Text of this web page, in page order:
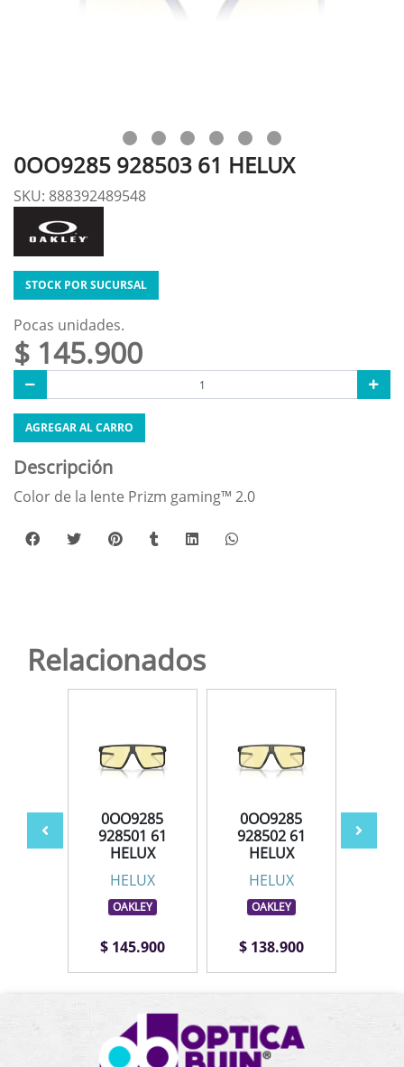
0OO9285 928503 61 HELUX
SKU: 888392489548
STOCK POR SUCURSAL
Pocas unidades.
$ 145.900
AGREGAR AL CARRO
Descripción
Color de la lente Prizm gaming™ 2.0
Relacionados
0OO9285
928501 61
HELUX
HELUX
OAKLEY
$ 145.900
0OO9285
928502 61
HELUX
HELUX
OAKLEY
$ 138.900